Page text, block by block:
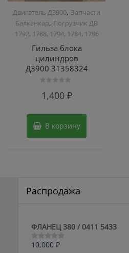
Двигатель Д3900, Запчасти
Балканкар, Погрузчик ДВ
1792, 1788, 1794, 1784, 1786
Гильза блока
цилиндров
Д3900 31358324
01,400 ₽
В корзину
Распродажа
ФЛАНЕЦ 380 / 0411 5433
Оценка
10,000 ₽